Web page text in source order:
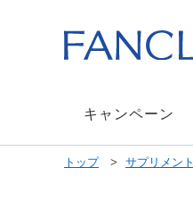
メ
キャンペーン
トップ サプリメント